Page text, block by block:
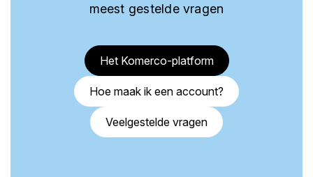
meest gestelde vragen
Het Komerco-platform
Hoe maak ik een account?
Veelgestelde vragen